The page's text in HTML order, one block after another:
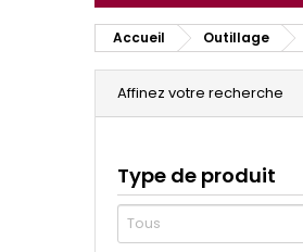
Accueil Outillage
Affinez votre recherche
Type de produit